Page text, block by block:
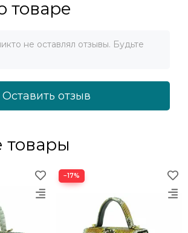
товаре
не оставлял отзывы. Будьте
Оставить отзыв
−17%